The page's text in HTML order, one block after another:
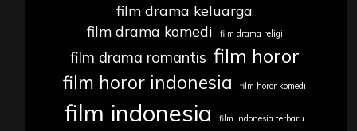
film drama keluarga
film drama komedi
film drama religi
film drama romantis film horor
film horor indonesia film horor komedi
film indonesia
film indonesia terbaru